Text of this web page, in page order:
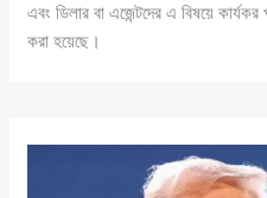
এবং ডিলার বা এজেন্টদের এ বিষয়ে
করা হয়েছে।